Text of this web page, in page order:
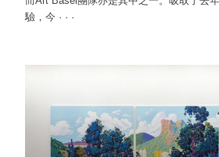
驗，今 · · ·